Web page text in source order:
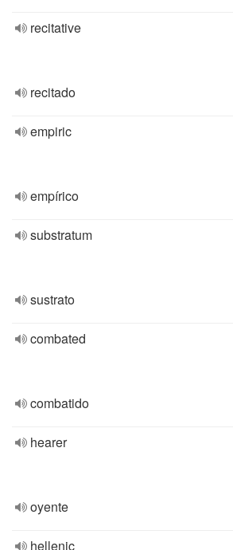
recitative
recitado
empiric
empírico
substratum
sustrato
combated
combatido
hearer
oyente
hellenic